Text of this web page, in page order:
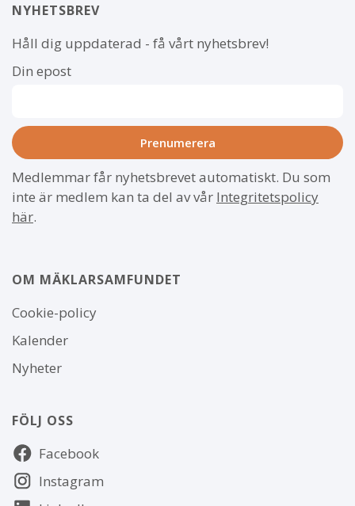
NYHETSBREV
Håll dig uppdaterad - få vårt nyhetsbrev!
Din epost
Medlemmar får nyhetsbrevet automatiskt. Du som
inte är medlem kan ta del av vår Integritetspolicy
här.
OM MÄKLARSAMFUNDET
Om
webbplatsen
Cookie-policy
Kalender
Nyheter
FÖLJ OSS
Följ
oss Facebook
Instagram